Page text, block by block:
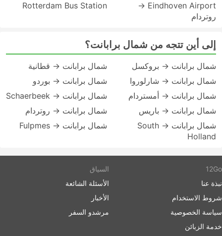
Eindhoven Airport →
روتردام
Rotterdam Bus Station
إلى أين تتجه من شمال برابانت؟
شمال برابانت → بروكسل
شمال برابانت → شارلوروا
شمال برابانت → أمستردام
شمال برابانت → باريس
شمال برابانت → South
Holland
شمال برابانت → قطانية
شمال برابانت → بوردو
شمال برابانت → Schaerbeek
شمال برابانت → روتردام
شمال برابانت → Fulpmes
12Go
نبذة عنا
شروط الاستخدام
سياسة الخصوصية
خدمة الزبائن
السياق
الأسئلة الشائعة
الأخبار
مرشدو السفر